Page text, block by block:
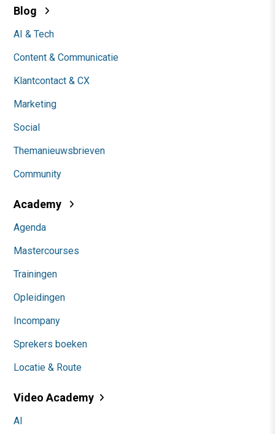
Blog
AI & Tech
Content & Communicatie
Klantcontact & CX
Marketing
Social
Themanieuwsbrieven
Community
Academy
Agenda
Mastercourses
Trainingen
Opleidingen
Incompany
Sprekers boeken
Locatie & Route
Video Academy
AI